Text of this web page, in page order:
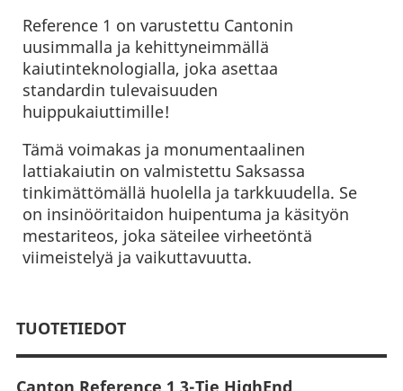
Reference 1 on varustettu Cantonin
uusimmalla ja kehittyneimmällä
kaiutinteknologialla, joka asettaa
standardin tulevaisuuden
huippukaiuttimille!
Tämä voimakas ja monumentaalinen
lattiakaiutin on valmistettu Saksassa
tinkimättömällä huolella ja tarkkuudella. Se
on insinööritaidon huipentuma ja käsityön
mestariteos, joka säteilee virheetöntä
viimeistelyä ja vaikuttavuutta.
TUOTETIEDOT